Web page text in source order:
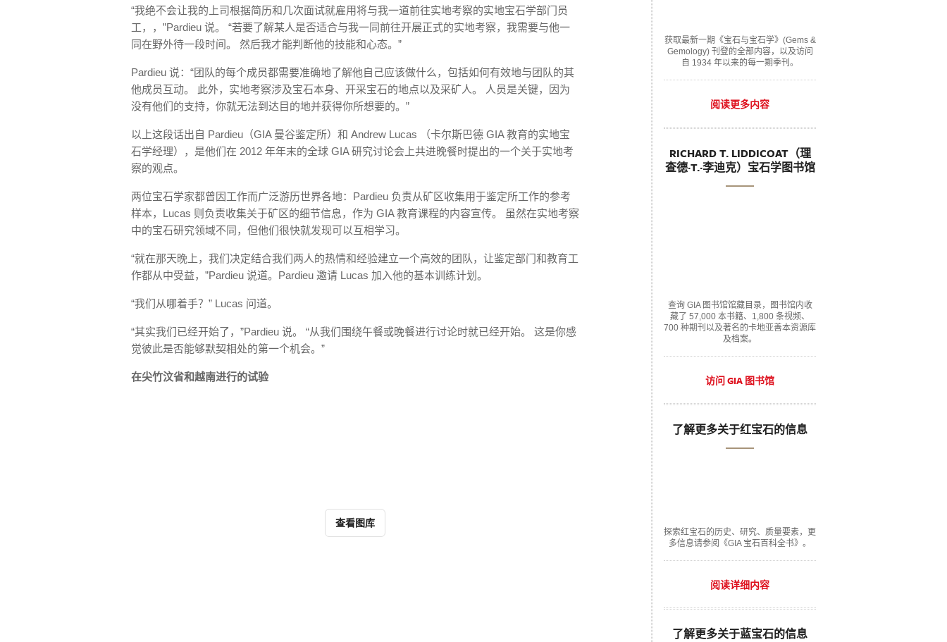
“我绝不会让我的上司根据简历和几次面试就雇用将与我一道前往实地考察的实地宝石学部门员
工，，”Pardieu 说。 “若要了解某人是否适合与我一同前往开展正式的实地考察，我需要与他一
同在野外待一段时间。 然后我才能判断他的技能和心态。”
Pardieu 说：“团队的每个成员都需要准确地了解他自己应该做什么，包括如何有效地与团队的其
他成员互动。 此外，实地考察涉及宝石本身、开采宝石的地点以及采矿人。 人员是关键，因为
没有他们的支持，你就无法到达目的地并获得你所想要的。”
以上这段话出自 Pardieu（GIA 曼谷鉴定所）和 Andrew Lucas （卡尔斯巴德 GIA 教育的实地宝
石学经理），是他们在 2012 年年末的全球 GIA 研究讨论会上共进晚餐时提出的一个关于实地考
察的观点。
两位宝石学家都曾因工作而广泛游历世界各地：Pardieu 负责从矿区收集用于鉴定所工作的参考
样本，Lucas 则负责收集关于矿区的细节信息，作为 GIA 教育课程的内容宣传。 虽然在实地考察
中的宝石研究领域不同，但他们很快就发现可以互相学习。
“就在那天晚上，我们决定结合我们两人的热情和经验建立一个高效的团队，让鉴定部门和教育工
作都从中受益，”Pardieu 说道。Pardieu 邀请 Lucas 加入他的基本训练计划。
“我们从哪着手？” Lucas 问道。
“其实我们已经开始了，”Pardieu 说。 “从我们围绕午餐或晚餐进行讨论时就已经开始。 这是你感
觉彼此是否能够默契相处的第一个机会。”
在尖竹汶省和越南进行的试验
查看图库
获取最新一期《宝石与宝石学》(Gems &
Gemology) 刊登的全部内容，以及访问
自 1934 年以来的每一期季刊。
阅读更多内容
RICHARD T. LIDDICOAT（理
查德·T.·李迪克）宝石学图书馆
查询 GIA 图书馆馆藏目录，图书馆内收
藏了 57,000 本书籍、1,800 条视频、
700 种期刊以及著名的卡地亚善本资源库
及档案。
访问 GIA 图书馆
了解更多关于红宝石的信息
探索红宝石的历史、研究、质量要素，更
多信息请参阅《GIA 宝石百科全书》。
阅读详细内容
了解更多关于蓝宝石的信息